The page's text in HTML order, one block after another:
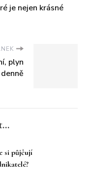
je nejen krásné
plyn
si půjčují